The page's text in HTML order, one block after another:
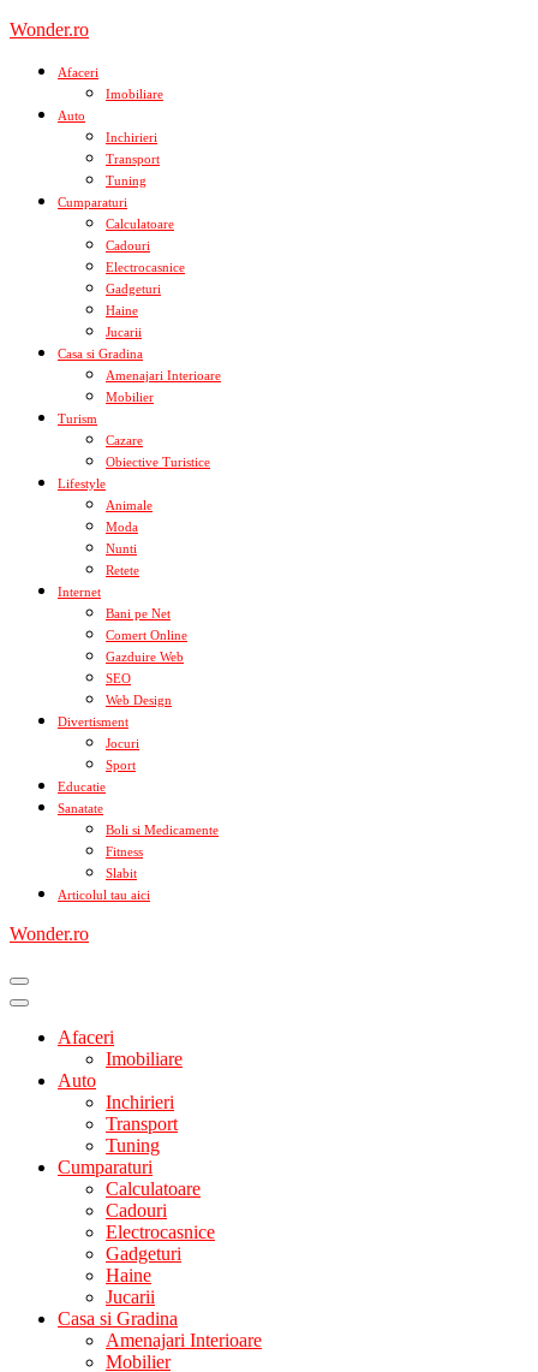
Skip
content
Wonder.ro
Afaceri
Imobiliare
Auto
Inchirieri
Transport
Tuning
Cumparaturi
Calculatoare
Cadouri
Electrocasnice
Gadgeturi
Haine
Jucarii
Casa si Gradina
Amenajari Interioare
Mobilier
Turism
Cazare
Obiective Turistice
Lifestyle
Animale
Moda
Nunti
Retete
Internet
Bani pe Net
Comert Online
Gazduire Web
SEO
Web Design
Divertisment
Jocuri
Sport
Educatie
Sanatate
Boli si Medicamente
Fitness
Slabit
Articolul tau aici
Wonder.ro
Afaceri
Imobiliare
Auto
Inchirieri
Transport
Tuning
Cumparaturi
Calculatoare
Cadouri
Electrocasnice
Gadgeturi
Haine
Jucarii
Casa si Gradina
Amenajari Interioare
Mobilier